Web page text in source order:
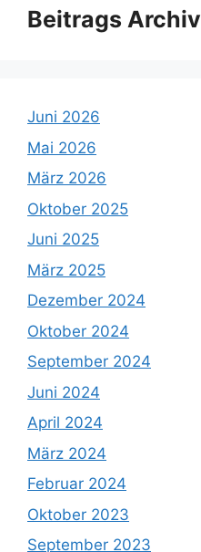
Beitrags Archiv
Juni 2026
Mai 2026
März 2026
Oktober 2025
Juni 2025
März 2025
Dezember 2024
Oktober 2024
September 2024
Juni 2024
April 2024
März 2024
Februar 2024
Oktober 2023
September 2023